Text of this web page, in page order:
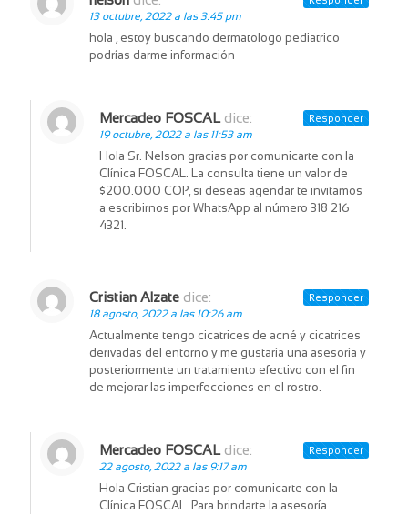
13 octubre, 2022 a las 3:45 pm
hola , estoy buscando dermatologo pediatrico
podrías darme información
Mercadeo FOSCAL dice:
19 octubre, 2022 a las 11:53 am
Hola Sr. Nelson gracias por comunicarte con la
Clínica FOSCAL. La consulta tiene un valor de
$200.000 COP, si deseas agendar te invitamos
a escribirnos por WhatsApp al número 318 216
4321.
Responder
Cristian Alzate dice:
18 agosto, 2022 a las 10:26 am
Actualmente tengo cicatrices de acné y cicatrices
derivadas del entorno y me gustaría una asesoría y
posteriormente un tratamiento efectivo con el fin
de mejorar las imperfecciones en el rostro.
Responder
Mercadeo FOSCAL dice:
22 agosto, 2022 a las 9:17 am
Hola Cristian gracias por comunicarte con la
Clínica FOSCAL. Para brindarte la asesoría
Responder